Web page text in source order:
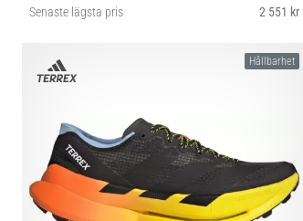
Senaste lägsta pris 2 551 kr
Hållbarhet